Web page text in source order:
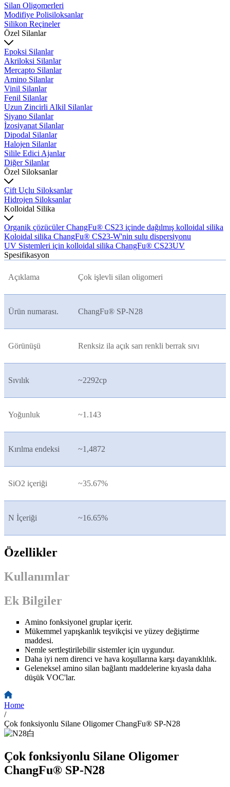
Silan Oligomerleri
Modifiye Polisiloksanlar
Silikon Reçineler
Özel Silanlar
Epoksi Silanlar
Akriloksi Silanlar
Mercapto Silanlar
Amino Silanlar
Vinil Silanlar
Fenil Silanlar
Uzun Zincirli Alkil Silanlar
Siyano Silanlar
İzosiyanat Silanlar
Dipodal Silanlar
Halojen Silanlar
Silile Edici Ajanlar
Diğer Silanlar
Özel Siloksanlar
Çift Uçlu Siloksanlar
Hidrojen Siloksanlar
Kolloidal Silika
Organik çözücüler ChangFu® CS23 içinde dağılmış kolloidal silika
Koloidal silika ChangFu® CS23-W'nin sulu dispersiyonu
UV Sistemleri için kolloidal silika ChangFu® CS23UV
Spesifikasyon
Açıklama Çok işlevli silan oligomeri
Ürün numarası. ChangFu® SP-N28
Görünüşü Renksiz ila açık sarı renkli berrak sıvı
Sıvılık ~2292cp
Yoğunluk ~1.143
Kırılma endeksi ~1,4872
SiO2 içeriği ~35.67%
N İçeriği ~16.65%
Özellikler
Kullanımlar
Ek Bilgiler
Amino fonksiyonel gruplar içerir.
Mükemmel yapışkanlık teşvikçisi ve yüzey değiştirme
maddesi.
Nemle sertleştirilebilir sistemler için uygundur.
Daha iyi nem direnci ve hava koşullarına karşı dayanıklılık.
Geleneksel amino silan bağlantı maddelerine kıyasla daha
düşük VOC'lar.
Home
/
Çok fonksiyonlu Silane Oligomer ChangFu® SP-N28
Çok fonksiyonlu Silane Oligomer
ChangFu® SP-N28